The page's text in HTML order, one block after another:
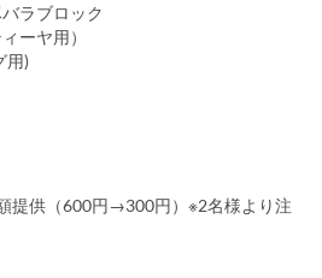
ラブロック
ーヤ用）
用)
提供（600円→300円）※2名様より注